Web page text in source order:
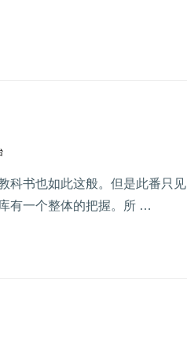
科书也如此这般。但是此番只见
有一个整体的把握。所 …